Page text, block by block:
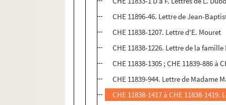
CHE 11896-46. Lettre de Jean-
CHE 11838-1207. Lettre d'E. Mouret
CHE 11838-1226. Lettre de la
CHE 11838-1305 ; CHE 11839-886 à
CHE 11839-944. Lettre de Madame
CHE 11838-1417 à CHE 11838-